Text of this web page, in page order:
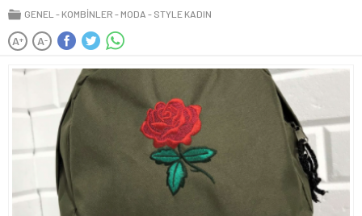
GENEL KOMBINLER MODA STYLE KADIN
A+ A-